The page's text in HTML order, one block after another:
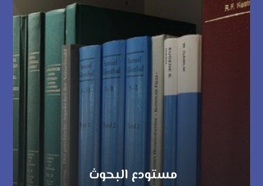
مستودع البحوث